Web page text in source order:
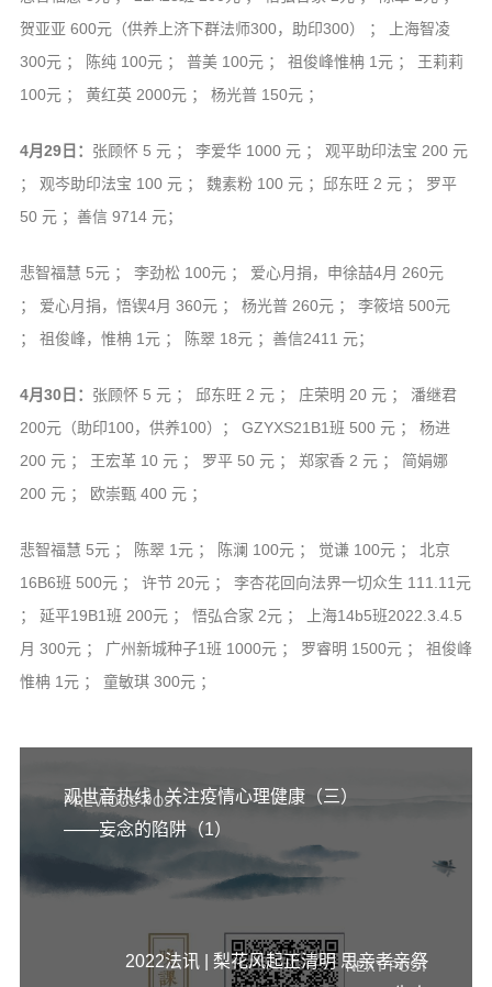
贺亚亚 600元（供养上济下群法师300，助印300） ； 上海智凌
300元 ； 陈纯 100元 ； 普美 100元 ； 祖俊峰惟柟 1元 ； 王莉莉
100元 ； 黄红英 2000元 ； 杨光普 150元 ；
4月29日： 张顾怀 5 元 ； 李爱华 1000 元 ； 观平助印法宝 200 元
； 观岑助印法宝 100 元 ； 魏素粉 100 元 ；邱东旺 2 元 ； 罗平
50 元 ；善信 9714 元；
悲智福慧 5元 ； 李劲松 100元 ； 爱心月捐，申徐喆4月 260元
； 爱心月捐，悟锲4月 360元 ； 杨光普 260元 ； 李筱培 500元
； 祖俊峰，惟柟 1元 ； 陈翠 18元 ；善信2411 元；
4月30日： 张顾怀 5 元 ； 邱东旺 2 元 ； 庄荣明 20 元 ； 潘继君
200元（助印100，供养100）； GZYXS21B1班 500 元 ； 杨进
200 元 ； 王宏革 10 元 ； 罗平 50 元 ； 郑家香 2 元 ； 简娟娜
200 元 ； 欧崇甄 400 元 ；
悲智福慧 5元 ； 陈翠 1元 ； 陈澜 100元 ； 觉谦 100元 ； 北京
16B6班 500元 ； 许节 20元 ； 李杏花回向法界一切众生 111.11元
； 延平19B1班 200元 ； 悟弘合家 2元 ； 上海14b5班2022.3.4.5
月 300元 ； 广州新城种子1班 1000元 ； 罗睿明 1500元 ； 祖俊峰
惟柟 1元 ； 童敏琪 300元 ；
PREVIOUS POST
观世音热线 | 关注疫情心理健康（三）
——妄念的陷阱（1）
NEXT POST
2022法讯 | 梨花风起正清明 思亲孝亲祭